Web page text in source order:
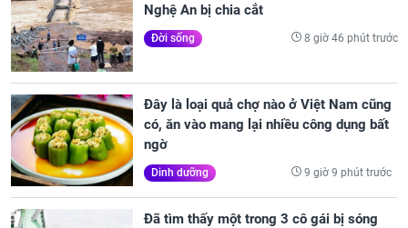
Nghệ An bị chia cắt
Đời sống 8 giờ 46 phút trước
Đây là loại quả chợ nào ở Việt Nam cũng
có, ăn vào mang lại nhiều công dụng bất
ngờ
Dinh dưỡng 9 giờ 9 phút trước
Đã tìm thấy một trong 3 cô gái bị sóng